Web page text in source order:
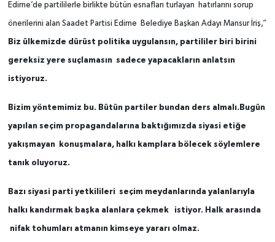
Edirne’de partililerle birlikte bütün esnafları turlayan hatırlarını sorup
önerilerini alan Saadet Partisi Edirne Belediye Başkan Adayı Mansur İriş,”
Biz ülkemizde dürüst politika uygulansın, partililer biri birini
gereksiz yere suçlamasın sadece yapacakların anlatsın
istiyoruz.
Bizim yöntemimiz bu. Bütün partiler bundan ders almalı.Bugün
yapılan seçim propagandalarına baktığımızda siyasi etiğe
yakışmayan konuşmalara, halkı kamplara bölecek söylemlere
tanık oluyoruz.
Bazı siyasi parti yetkilileri seçim meydanlarında yalanlarıyla
halkı kandırmak başka alanlara çekmek istiyor. Halk arasında
nifak tohumları atmanın kimseye yararı olmaz.